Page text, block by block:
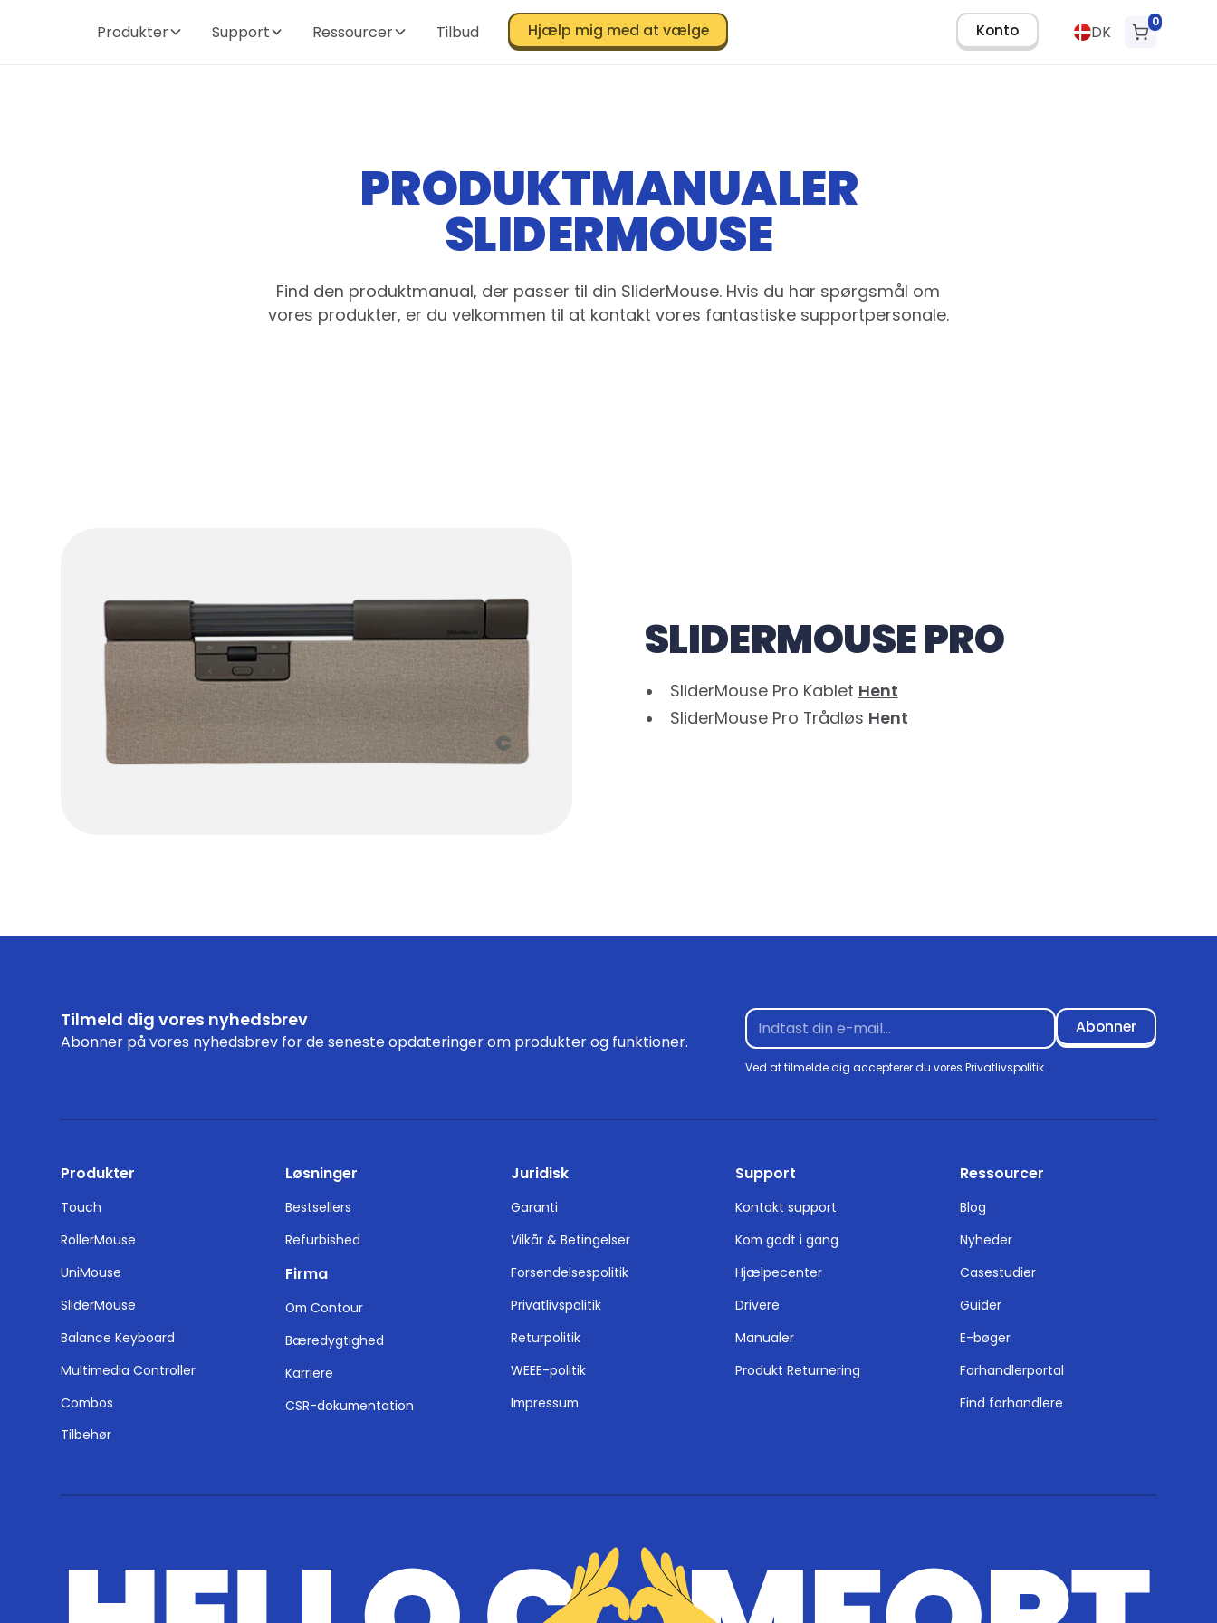
Produkter Support Ressourcer Tilbud Hjælp mig med at vælge Konto DK
0
PRODUKTMANUALER
SLIDERMOUSE
Find den produktmanual, der passer til din SliderMouse. Hvis du har spørgsmål om
vores produkter, er du velkommen til at kontakt vores fantastiske supportpersonale.
SLIDERMOUSE PRO
SliderMouse Pro Kablet Hent
SliderMouse Pro Trådløs Hent
Tilmeld dig vores nyhedsbrev
Abonner på vores nyhedsbrev for de seneste opdateringer om produkter og funktioner.
Ved at tilmelde dig accepterer du voresPrivatlivspolitik
Produkter
Touch
RollerMouse
UniMouse
SliderMouse
Balance Keyboard
Multimedia Controller
Combos
Tilbehør
Løsninger
Bestsellers
Refurbished
Firma
Om Contour
Bæredygtighed
Karriere
CSR-dokumentation
Juridisk
Garanti
Vilkår & Betingelser
Forsendelsespolitik
Privatlivspolitik
Returpolitik
WEEE-politik
Impressum
Support
Kontakt support
Kom godt i gang
Hjælpecenter
Drivere
Manualer
Produkt Returnering
Ressourcer
Blog
Nyheder
Casestudier
Guider
E-bøger
Forhandlerportal
Find forhandlere